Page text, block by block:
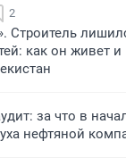
2
Строитель
как он живет
за что в
нефтяной